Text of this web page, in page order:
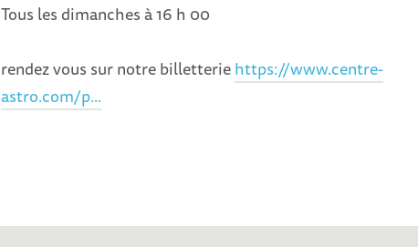
Tous les dimanches à 16 h 00
rendez vous sur notre billetteriehttps://www.centre-
astro.com/p...